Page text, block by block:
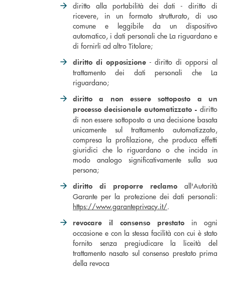
diritto alla portabilità dei dati - diritto di
ricevere, in un formato strutturato, di uso
comune e leggibile da un dispositivo
automatico, i dati personali che La riguardano e
di fornirli ad altro Titolare;
diritto di opposizione- diritto di opporsi al
trattamento dei dati personali che La
riguardano;
diritto a non essere sottoposto a un
processo decisionale automatizzato - diritto
di non essere sottoposto a una decisione basata
unicamente sul trattamento automatizzato,
compresa la profilazione, che produca effetti
giuridici che lo riguardano o che incida in
modo analogo significativamente sulla sua
persona;
diritto di proporre reclamo all'Autorità
Garante per la protezione dei dati personali:
https://www.garanteprivacy.it/.
revocare il consenso prestato in ogni
occasione e con la stessa facilità con cui è stato
fornito senza pregiudicare la liceità del
trattamento nasato sul consenso prestato prima
della revoca